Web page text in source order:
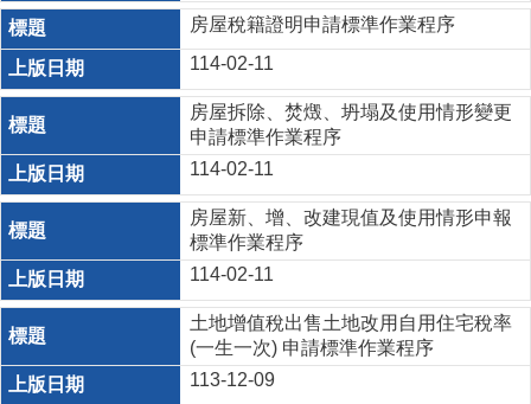
房屋稅籍證明申請標準作業程序
114-02-11
房屋拆除、焚燬、坍塌及使用情形變更
申請標準作業程序
114-02-11
房屋新、增、改建現值及使用情形申報
標準作業程序
114-02-11
土地增值稅出售土地改用自用住宅稅率
(一生一次) 申請標準作業程序
113-12-09